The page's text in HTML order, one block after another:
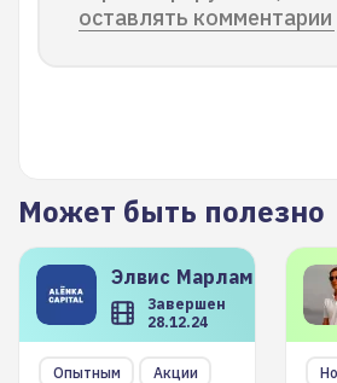
оставлять комментарии
Может быть полезно
Элвис Марламов
Завершен
28.12.24
Опытным
Акции